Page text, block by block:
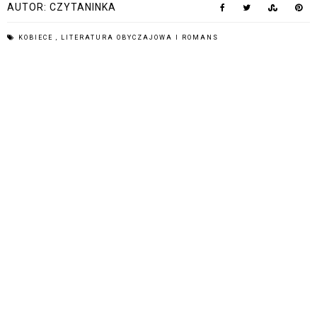
AUTOR: CZYTANINKA
KOBIECE LITERATURA OBYCZAJOWA I ROMANS